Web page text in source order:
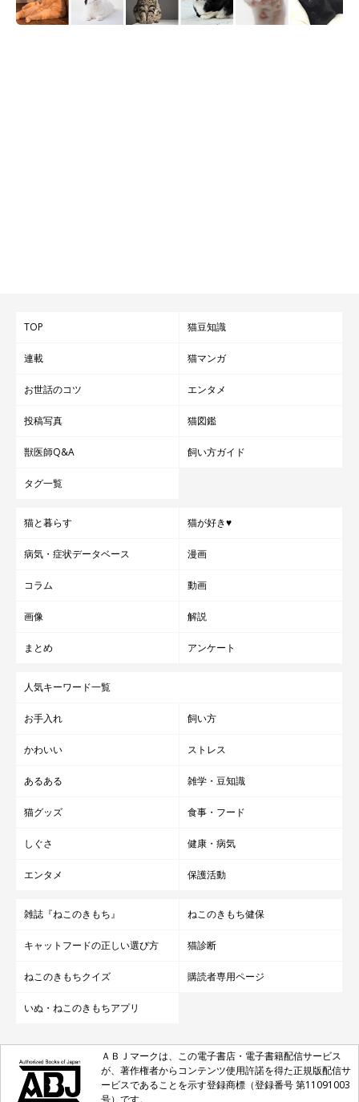
TOP 猫豆知識
連載 猫マンガ
お世話のコツ エンタメ
投稿写真 猫図鑑
獣医師Q&A 飼い方ガイド
タグ一覧
猫と暮らす 猫が好き♥
病気・症状データベース 漫画
コラム 動画
画像 解説
まとめ アンケート
人気キーワード一覧
お手入れ 飼い方
かわいい ストレス
あるある 雑学・豆知識
猫グッズ 食事・フード
しぐさ 健康・病気
エンタメ 保護活動
雑誌『ねこのきもち』 ねこのきもち健保
キャットフードの正しい選び方 猫診断
ねこのきもちクイズ 購読者専用ページ
いぬ・ねこのきもちアプリ
ＡＢＪマークは、この電子書店・電子書籍配信サービス
が、著作権者からコンテンツ使用許諾を得た正規版配信サ
ービスであることを示す登録商標（登録番号 第11091003
号）です。